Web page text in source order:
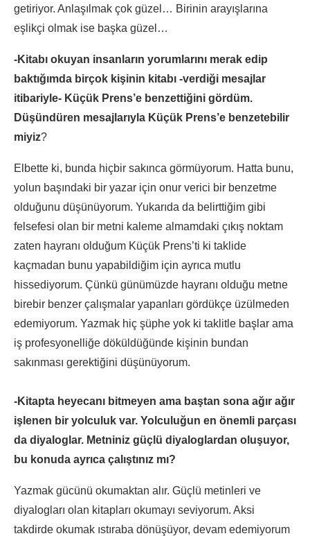
getiriyor. Anlaşılmak çok güzel… Birinin arayışlarına
eşlikçi olmak ise başka güzel…
-Kitabı okuyan insanların yorumlarını merak edip
baktığımda birçok kişinin kitabı -verdiği mesajlar
itibariyle- Küçük Prens’e benzettiğini gördüm.
Düşündüren mesajlarıyla Küçük Prens’e benzetebilir
miyiz?
Elbette ki, bunda hiçbir sakınca görmüyorum. Hatta bunu,
yolun başındaki bir yazar için onur verici bir benzetme
olduğunu düşünüyorum. Yukarıda da belirttiğim gibi
felsefesi olan bir metni kaleme almamdaki çıkış noktam
zaten hayranı olduğum Küçük Prens’ti ki taklide
kaçmadan bunu yapabildiğim için ayrıca mutlu
hissediyorum. Çünkü günümüzde hayranı olduğu metne
birebir benzer çalışmalar yapanları gördükçe üzülmeden
edemiyorum. Yazmak hiç şüphe yok ki taklitle başlar ama
iş profesyonelliğe döküldüğünde kişinin bundan
sakınması gerektiğini düşünüyorum.
-Kitapta heyecanı bitmeyen ama baştan sona ağır ağır
işlenen bir yolculuk var. Yolculuğun en önemli parçası
da diyaloglar. Metniniz güçlü diyaloglardan oluşuyor,
bu konuda ayrıca çalıştınız mı?
Yazmak gücünü okumaktan alır. Güçlü metinleri ve
diyalogları olan kitapları okumayı seviyorum. Aksi
takdirde okumak ıstıraba dönüşüyor, devam edemiyorum